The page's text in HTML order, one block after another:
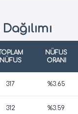
TOPLAM
NÜFUS
NÜFUS
ORANI
317 %3.65
312 %3.59